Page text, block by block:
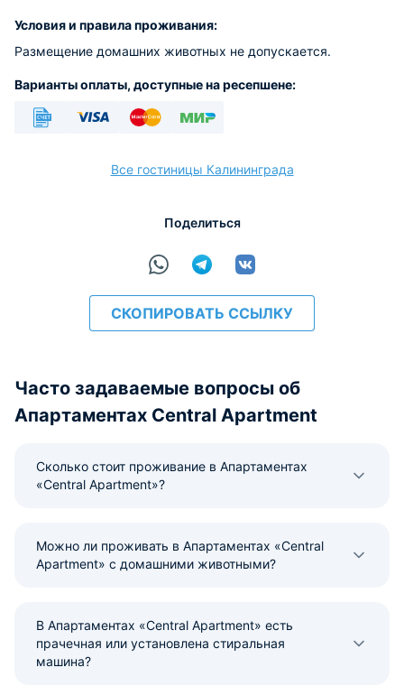
Условия и правила проживания:
Размещение домашних животных не допускается.
Варианты оплаты, доступные на ресепшене:
Все гостиницы Калининграда
Поделиться
СКОПИРОВАТЬ ССЫЛКУ
Часто задаваемые вопросы об
Апартаментах Central Apartment
Сколько стоит проживание в Апартаментах
«Central Apartment»?
Можно ли проживать в Апартаментах «Central
Apartment» с домашними животными?
В Апартаментах «Central Apartment» есть
прачечная или установлена стиральная
машина?